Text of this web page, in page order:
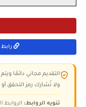
التقديم مجاني دائمًا
ولا تُشارك رمز التحقق
تنويه الروابط: الروابط